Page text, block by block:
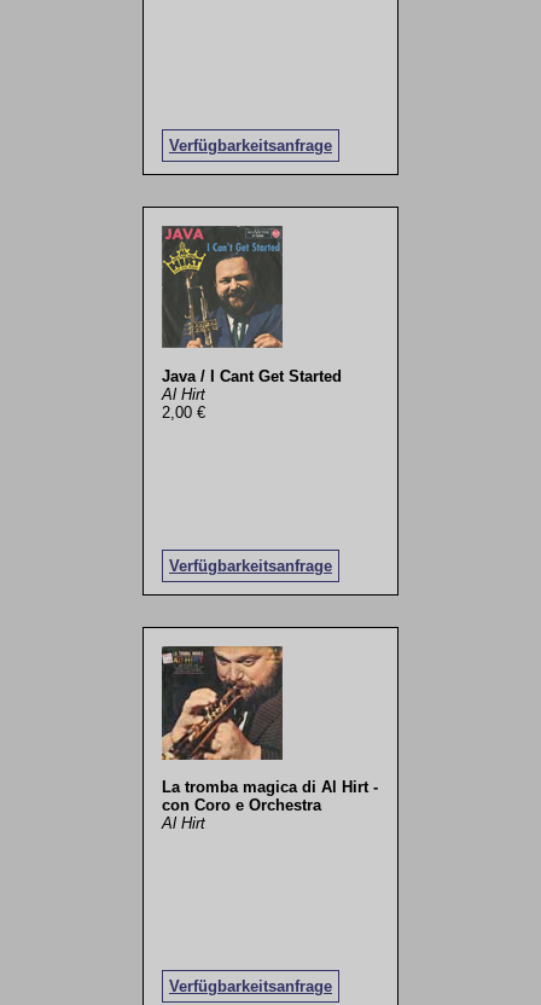
Verfügbarkeitsanfrage
Java / I Cant Get Started
Al Hirt
2,00 €
Verfügbarkeitsanfrage
La tromba magica di Al Hirt -
con Coro e Orchestra
Al Hirt
Verfügbarkeitsanfrage